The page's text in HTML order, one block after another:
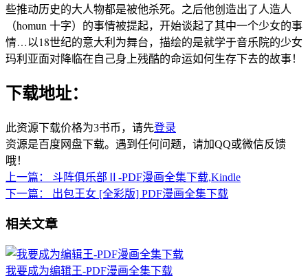
些推动历史的大人物都是被他杀死。之后他创造出了人造人
（homun 十字）的事情被提起，开始谈起了其中一个少女的事
情…以18世纪的意大利为舞台，描绘的是就学于音乐院的少女
玛利亚面对降临在自己身上残酷的命运如何生存下去的故事！
下载地址：
此资源下载价格为3书币，请先登录
资源是百度网盘下载。遇到任何问题，请加QQ或微信反馈
哦！
上一篇：
斗阵俱乐部Ⅱ-PDF漫画全集下载,Kindle
下一篇：
出包王女 [全彩版] PDF漫画全集下载
相关文章
我要成为编辑王-PDF漫画全集下载